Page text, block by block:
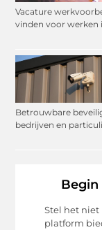
Vacature
vinden voor werken
Betrouwbare
bedrijven en
Stel het niet
platform